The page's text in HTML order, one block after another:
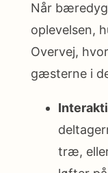
Når
oplevelsen,
Overvej,
gæsterne i
træ,